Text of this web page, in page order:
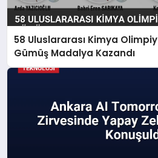
58 Uluslararası Kimya
Gümüş Madalya Kazandı